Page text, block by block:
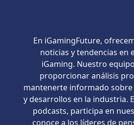
En iGamingFuture,
noticias y tendencias en
iGaming. Nuestro
proporcionar análisis
mantenerte informado sobre
y desarrollos en la industria.
podcasts, participa en
conoce a los líderes de